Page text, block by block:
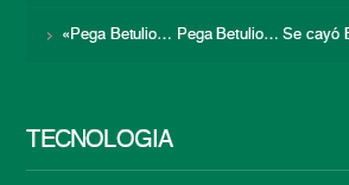
«Pega Betulio… Pega Betulio… Se cayó
TECNOLOGÍA